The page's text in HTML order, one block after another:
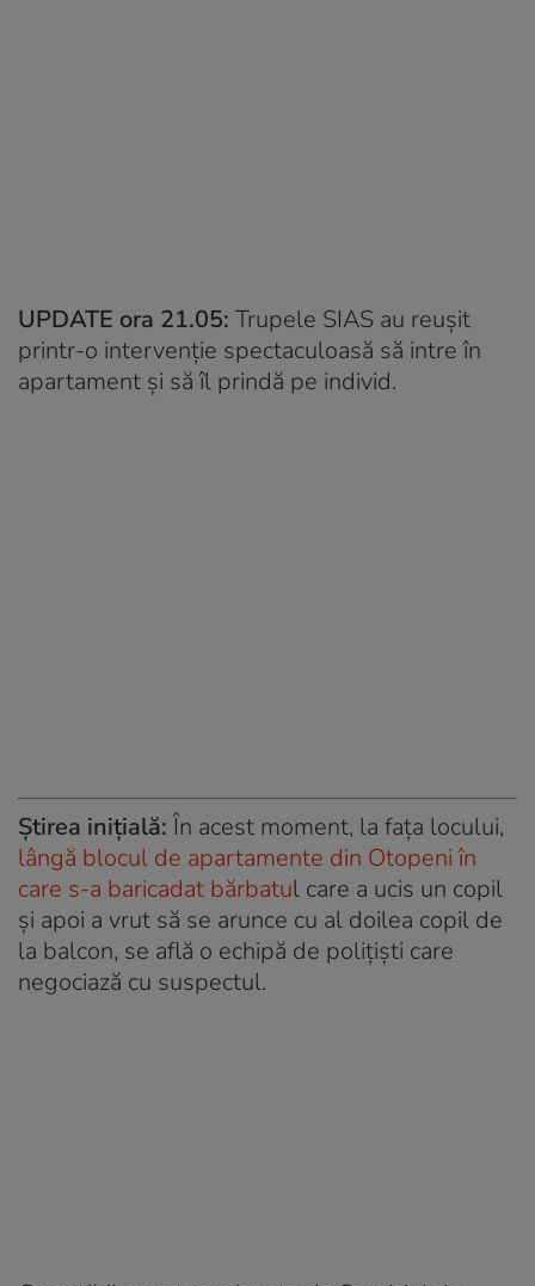
UPDATE ora 21.05: Trupele SIAS au reușit
printr-o intervenție spectaculoasă să intre în
apartament și să îl prindă pe individ.
Știrea inițială:În acest moment, la fața locului,
lângă blocul de apartamente din Otopeni în
care s-a baricadat bărbatul care a ucis un copil
și apoi a vrut să se arunce cu al doilea copil de
la balcon, se află o echipă de polițiști care
negociază cu suspectul.